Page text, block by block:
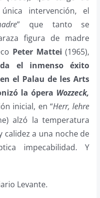
intervención, el
” que tanto se
figura de madre
Peter Mattei (1965),
el inmenso éxito
el Palau de les Arts
la ópera Wozzeck,
inicial, en “Herr, lehre
alzó la temperatura
calidez a una noche de
impecabilidad. Y
Levante.